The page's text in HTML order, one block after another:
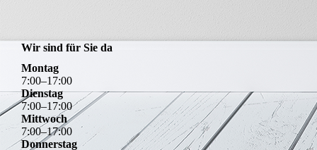
Wir sind für Sie da
Montag
7:00–17:00
Dienstag
7:00–17:00
Mittwoch
7:00–17:00
Donnerstag